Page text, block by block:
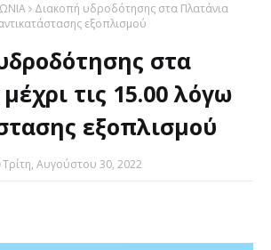
Διακοπή υδροδότησης στα Πλατάνια
εξοπλισμού
στα
τις 15.00 λόγω
εξοπλισμού
Τρίτη, Αυγούστου 30, 2022